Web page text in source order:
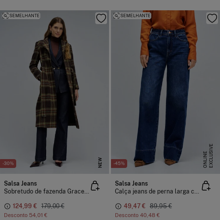
-30% NEW
SEMELHANTE
Salsa Jeans
Sobretudo de fazenda Grace comprido
124,99 € 179,00 €
Desconto 54,01 €
-45% E
X
C
L
U
SI
V
E
O
N
L
I
N
E
SEMELHANTE
Salsa Jeans
Calça jeans de perna larga com bainha alta
49,47 € 89,95 €
Desconto 40,48 €